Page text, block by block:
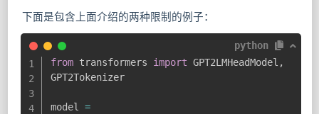
下面是包含上面介绍的两种限制的例子：
python
from transformers import GPT2LMHeadModel ,
GPT2Tokenizer
model =